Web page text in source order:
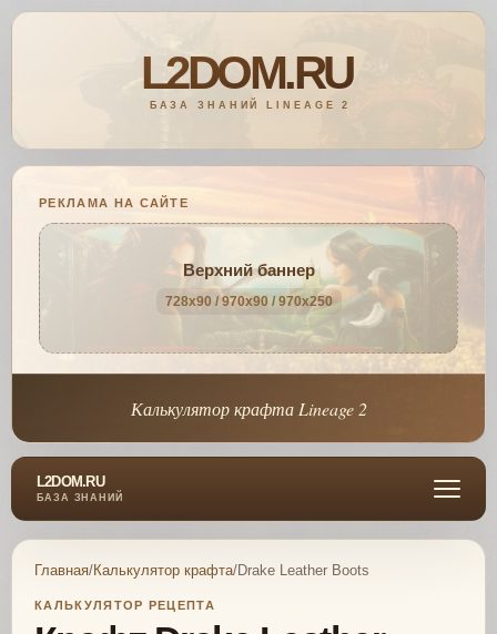
РЕКЛАМА НА САЙТЕ
Верхний баннер
728x90 / 970x90 / 970x250
Калькулятор крафта Lineage 2
L2DOM.RU
БАЗА ЗНАНИЙ
Главная/Калькулятор крафта/Drake Leather Boots
КАЛЬКУЛЯТОР РЕЦЕПТА